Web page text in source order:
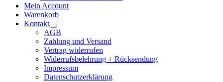
Mein Account
Warenkorb
Kontakt
AGB
Zahlung und Versand
Vertrag widerrufen
Widerrufsbelehrung + Rücksendung
Impressum
Datenschutzerklärung